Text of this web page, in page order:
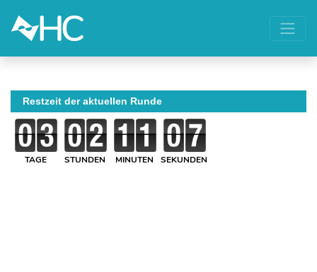
Restzeit der aktuellen Runde
TAGE STUNDEN MINUTEN SEKUNDEN